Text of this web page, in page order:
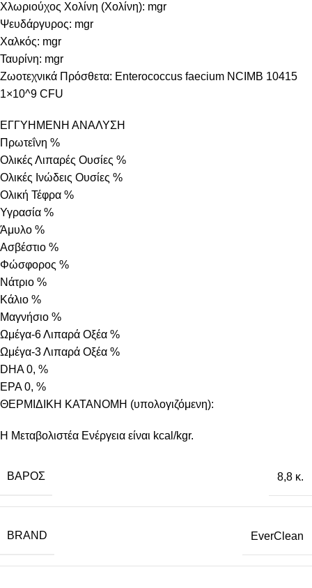
Χλωριούχος Χολίνη (Χολίνη): mgr
Ψευδάργυρος: mgr
Χαλκός: mgr
Ταυρίνη: mgr
Ζωοτεχνικά Πρόσθετα: Enterococcus faecium NCIMB 10415
1×10^9 CFU
ΕΓΓΥΗΜΕΝΗ ΑΝΑΛΥΣΗ
Πρωτεΐνη %
Ολικές Λιπαρές Ουσίες %
Ολικές Ινώδεις Ουσίες %
Ολική Τέφρα %
Υγρασία %
Άμυλο %
Ασβέστιο %
Φώσφορος %
Νάτριο %
Κάλιο %
Μαγνήσιο %
Ωμέγα-6 Λιπαρά Οξέα %
Ωμέγα-3 Λιπαρά Οξέα %
DHA 0, %
EPA 0, %
ΘΕΡΜΙΔΙΚΗ ΚΑΤΑΝΟΜΗ (υπολογιζόμενη):
Η Μεταβολιστέα Ενέργεια είναι kcal/kgr.
ΒΆΡΟΣ 8,8 κ.
BRAND EverClean